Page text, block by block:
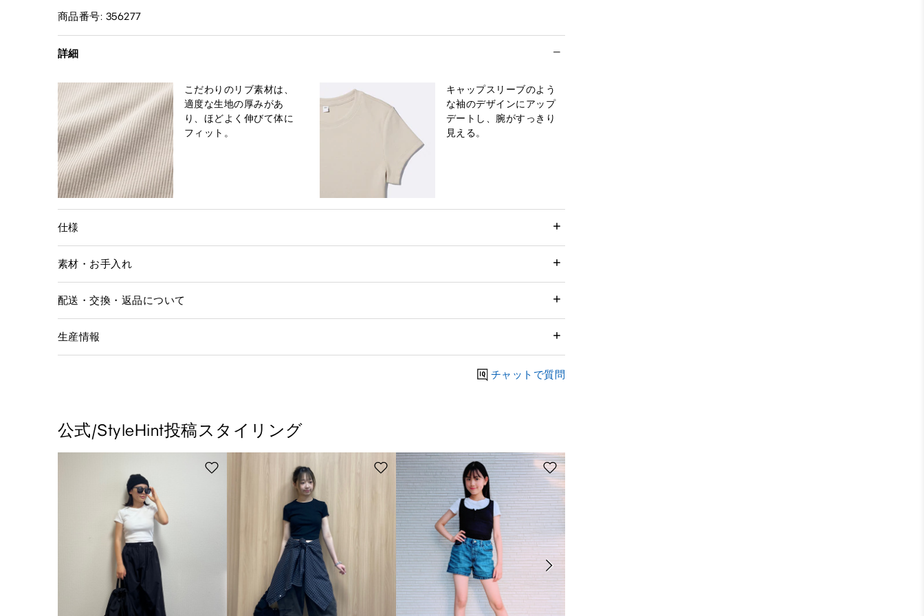
商品番号: 356277
詳細
こだわりのリブ素材は、
適度な生地の厚みがあ
り、ほどよく伸びて体に
フィット。
キャップスリーブのよう
な袖のデザインにアップ
デートし、腕がすっきり
見える。
仕様
素材・お手入れ
配送・交換・返品について
生産情報
チャットで質問
公式/StyleHint投稿スタイリング